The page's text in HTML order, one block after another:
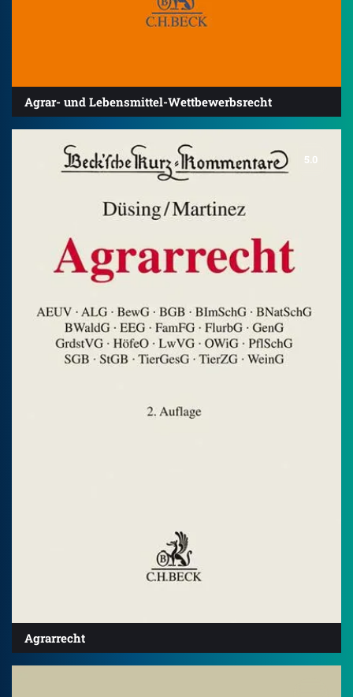
Agrar- und Lebensmittel-Wettbewerbsrecht
5.0
Agrarrecht